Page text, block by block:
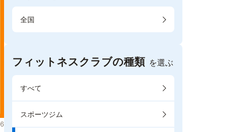
全国
フィットネスクラブの種類 を選ぶ
すべて
スポーツジム